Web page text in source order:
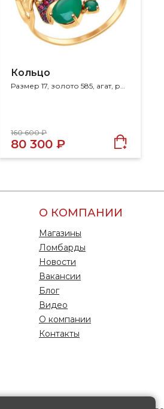
Кольцо
160 600 ₽
80 300 ₽
О КОМПАНИИ
Магазины
Ломбарды
Новости
Вакансии
Блог
Видео
О компании
Контакты